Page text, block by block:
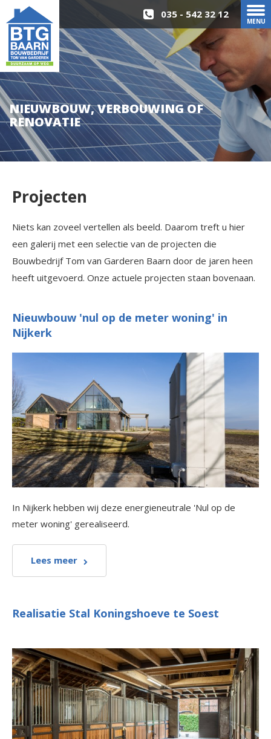
035 - 542 32 12
MENU
NIEUWBOUW, VERBOUWING OF
RENOVATIE
Projecten
Niets kan zoveel vertellen als beeld. Daarom treft u hier
een galerij met een selectie van de projecten die
Bouwbedrijf Tom van Garderen Baarn door de jaren heen
heeft uitgevoerd. Onze actuele projecten staan bovenaan.
Nieuwbouw 'nul op de meter woning' in
Nijkerk
In Nijkerk hebben wij deze energieneutrale 'Nul op de
meter woning' gerealiseerd.
Lees meer
Realisatie Stal Koningshoeve te Soest